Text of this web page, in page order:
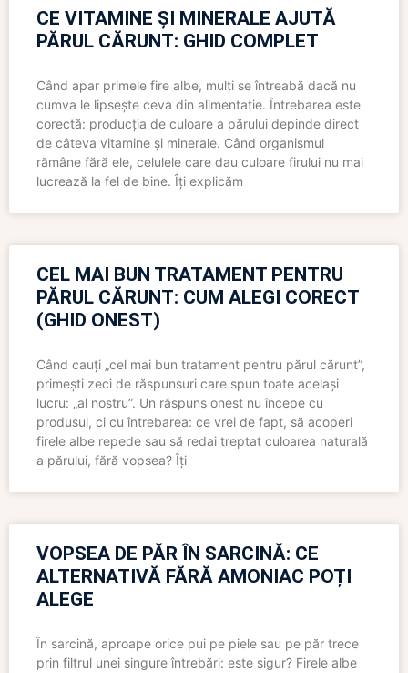
CE VITAMINE ȘI MINERALE AJUTĂ
PĂRUL CĂRUNT: GHID COMPLET
Când apar primele fire albe, mulți se întreabă dacă nu
cumva le lipsește ceva din alimentație. Întrebarea este
corectă: producția de culoare a părului depinde direct
de câteva vitamine și minerale. Când organismul
rămâne fără ele, celulele care dau culoare firului nu mai
lucrează la fel de bine. Îți explicăm
CEL MAI BUN TRATAMENT PENTRU
PĂRUL CĂRUNT: CUM ALEGI CORECT
(GHID ONEST)
Când cauți „cel mai bun tratament pentru părul cărunt”,
primești zeci de răspunsuri care spun toate același
lucru: „al nostru”. Un răspuns onest nu începe cu
produsul, ci cu întrebarea: ce vrei de fapt, să acoperi
firele albe repede sau să redai treptat culoarea naturală
a părului, fără vopsea? Îți
VOPSEA DE PĂR ÎN SARCINĂ: CE
ALTERNATIVĂ FĂRĂ AMONIAC POȚI
ALEGE
În sarcină, aproape orice pui pe piele sau pe păr trece
prin filtrul unei singure întrebări: este sigur? Firele albe